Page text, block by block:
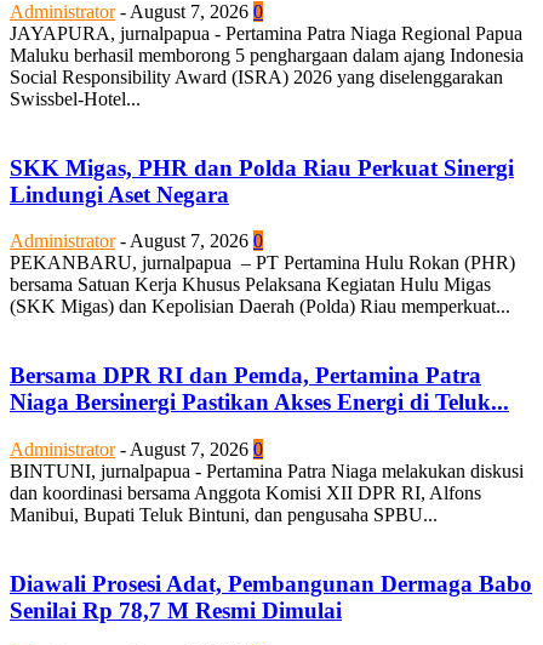
Administrator - August 7, 2026 0
JAYAPURA, jurnalpapua - Pertamina Patra Niaga Regional Papua
Maluku berhasil memborong 5 penghargaan dalam ajang Indonesia
Social Responsibility Award (ISRA) 2026 yang diselenggarakan
Swissbel-Hotel...
SKK Migas, PHR dan Polda Riau Perkuat Sinergi
Lindungi Aset Negara
Administrator -August 7, 2026 0
PEKANBARU, jurnalpapua – PT Pertamina Hulu Rokan (PHR)
bersama Satuan Kerja Khusus Pelaksana Kegiatan Hulu Migas
(SKK Migas) dan Kepolisian Daerah (Polda) Riau memperkuat...
Bersama DPR RI dan Pemda, Pertamina Patra
Niaga Bersinergi Pastikan Akses Energi di Teluk...
Administrator - August 7, 2026 0
BINTUNI, jurnalpapua - Pertamina Patra Niaga melakukan diskusi
dan koordinasi bersama Anggota Komisi XII DPR RI, Alfons
Manibui, Bupati Teluk Bintuni, dan pengusaha SPBU...
Diawali Prosesi Adat, Pembangunan Dermaga Babo
Senilai Rp 78,7 M Resmi Dimulai